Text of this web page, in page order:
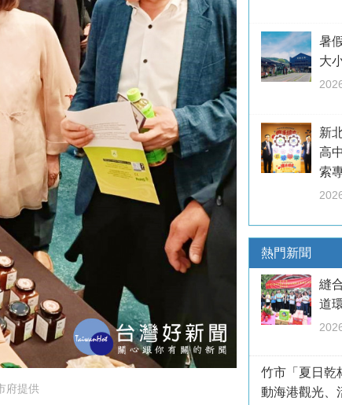
府提供
暑
大
新
高
索
熱門新聞
縫
道
竹市「夏日
動海港觀光、